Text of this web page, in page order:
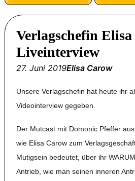
Verlagschefin
Liveinterview
27. Juni 2019Elisa Carow
Unsere Verlagschefin hat heute ihr
Videointerview gegeben.
Der Mutcast mit Domonic Pfeffer
wie Elisa Carow zum
Mutigsein bedeutet, über ihr
Antrieb, wie man seinen inneren